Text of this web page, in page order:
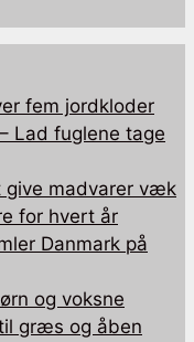
fem jordkloder
Lad fuglene tage
give madvarer væk
for hvert år
Danmark på
og voksne
græs og åben